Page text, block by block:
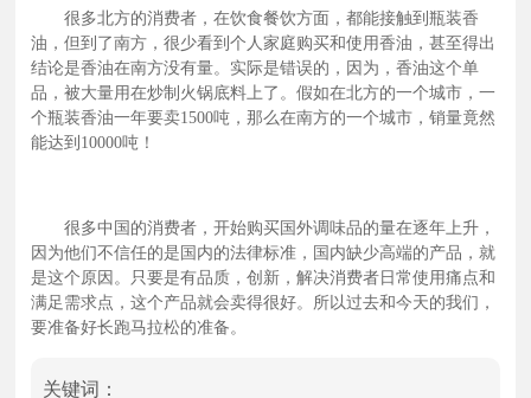
要准备好长跑马拉松的准备。
很多北方的消费者，在饮食餐饮方面，都能接触到瓶装香
油，但到了南方，很少看到个人家庭购买和使用香油，甚至得出
结论是香油在南方没有量。实际是错误的，因为，香油这个单
品，被大量用在炒制火锅底料上了。假如在北方的一个城市，一
个瓶装香油一年要卖1500吨，那么在南方的一个城市，销量竟然
能达到10000吨！
很多中国的消费者，开始购买国外调味品的量在逐年上升，
因为他们不信任的是国内的法律标准，国内缺少高端的产品，就
是这个原因。只要是有品质，创新，解决消费者日常使用痛点和
满足需求点，这个产品就会卖得很好。所以过去和今天的我们，
要准备好长跑马拉松的准备。
关键词：